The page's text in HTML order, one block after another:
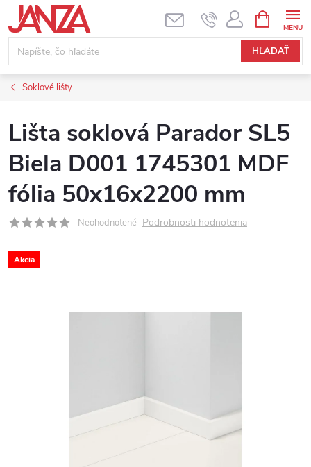
Prejsť na obsah
HĽADAŤ
Soklové lišty
Lišta soklová Parador SL5
Biela D001 1745301 MDF
fólia 50x16x2200 mm
Neohodnotené Podrobnosti hodnotenia
Akcia